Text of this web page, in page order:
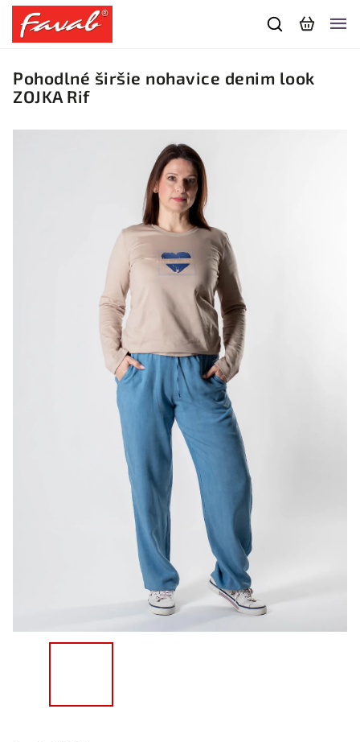
Pohodlné širšie nohavice denim look
ZOJKA Rif